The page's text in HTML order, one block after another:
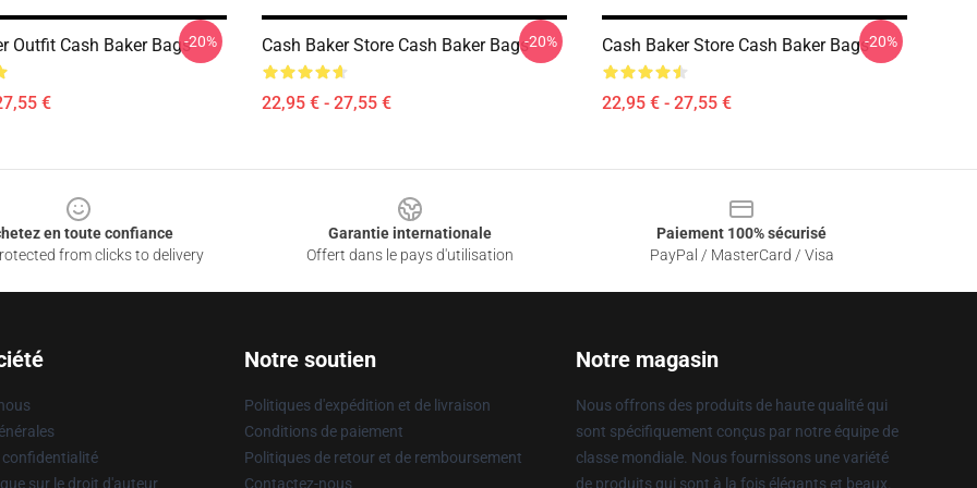
Outfit Cash Baker Bags
€
-20% Cash Baker Store Cash Baker Bags
22,95 € - 27,55 €
-20% Cash Baker Store Cash Baker Bags
22,95 € - 27,55 €
-20%
en toute confiance
from clicks to delivery
Garantie internationale
Offert dans le pays d'utilisation
Paiement 100% sécurisé
PayPal / MasterCard / Visa
confidentialité
sur le droit d'auteur
Notre soutien
Politiques d'expédition et de livraison
Conditions de paiement
Politiques de retour et de remboursement
Contactez-nous
Notre magasin
Nous offrons des produits de haute qualité qui
sont spécifiquement conçus par notre équipe de
classe mondiale. Nous fournissons une variété
de produits qui sont à la fois élégants et beaux.